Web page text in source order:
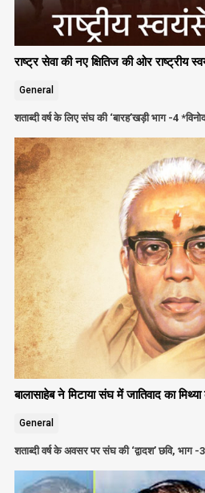
राष्ट्र सेवा की नए क्षितिज की ओर राष्ट्रीय
General
शताब्दी वर्ष के लिए संघ की ‘बारह’खड़ी भाग -4
बालासाहेब ने मिटाया संघ में जातिवाद का
General
शताब्दी वर्ष के अवसर पर संघ की ‘द्वादश’ छवि,